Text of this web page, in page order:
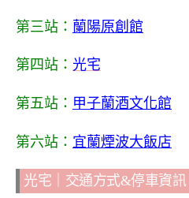
第三站： 蘭陽原創館
第四站： 光宅
第五站： 甲子蘭酒文化館
第六站： 宜蘭煙波大飯店
光宅｜交通方式&停車資訊